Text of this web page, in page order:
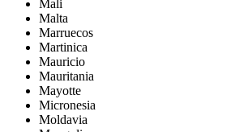
Mali
Malta
Marruecos
Martinica
Mauricio
Mauritania
Mayotte
Micronesia
Moldavia